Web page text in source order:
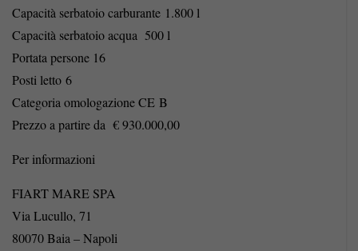
Capacità serbatoio carburante 1.800 l
Capacità serbatoio acqua 500 l
Portata persone 16
Posti letto 6
Categoria omologazione CE B
Prezzo a partire da € 930.000,00
Per informazioni
FIART MARE SPA
Via Lucullo, 71
80070 Baia – Napoli